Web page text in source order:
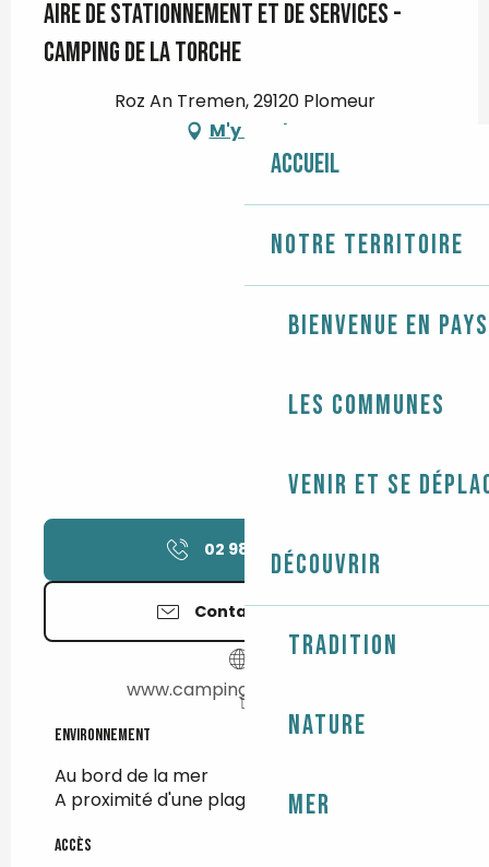
Accueil
Notre territoire
Bienvenue en
Les communes
Venir et se
Découvrir
Tradition
Nature
Mer
Aire de stationnement et de services -
Camping de La Torche
Roz An Tremen, 29120 Plomeur
M'y rendre
02 98 58 62▒▒
Contactez-nous
www.campingdelatorche.fr
Environnement
Environnement
Au bord de la mer
A proximité d'une plage
Accès
Accès